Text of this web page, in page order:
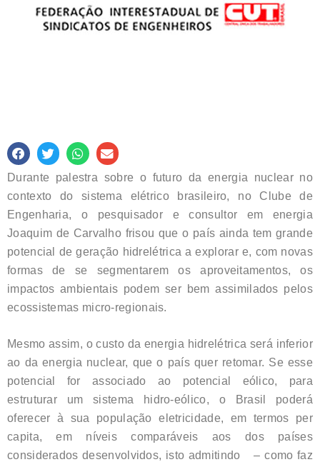
Durante palestra sobre o futuro da energia nuclear no
contexto do sistema elétrico brasileiro, no Clube de
Engenharia, o pesquisador e consultor em energia
Joaquim de Carvalho frisou que o país ainda tem grande
potencial de geração hidrelétrica a explorar e, com novas
formas de se segmentarem os aproveitamentos, os
impactos ambientais podem ser bem assimilados pelos
ecossistemas micro-regionais.
Mesmo assim, o custo da energia hidrelétrica será inferior
ao da energia nuclear, que o país quer retomar. Se esse
potencial for associado ao potencial eólico, para
estruturar um sistema hidro-eólico, o Brasil poderá
oferecer à sua população eletricidade, em termos per
capita, em níveis comparáveis aos dos países
considerados desenvolvidos, isto admitindo – como faz